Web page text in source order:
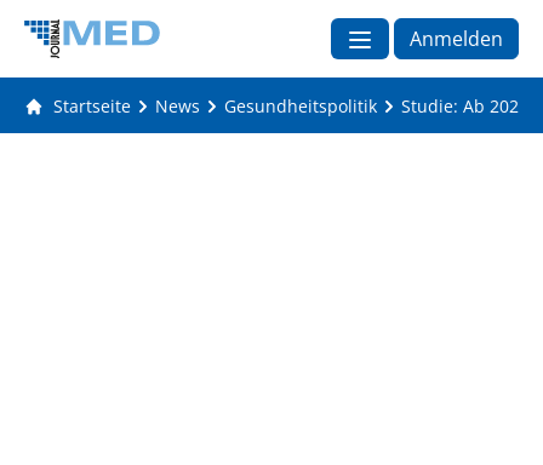
Anmelden
Startseite News Gesundheitspolitik Studie: Ab 2027